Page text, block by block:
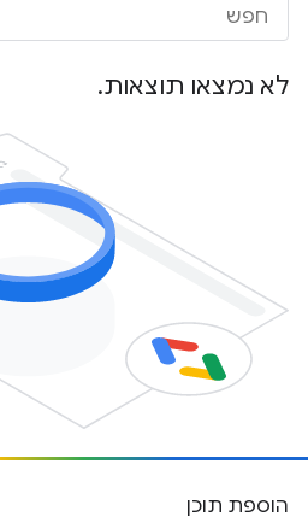
לא נמצאו תוצאות.
הוספת תוכן